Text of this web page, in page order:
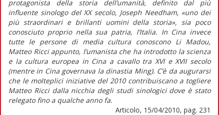
protagonista della storia dell’umanità, definito dal più
influente sinologo del XX secolo, Joseph Needham, «uno dei
più straordinari e brillanti uomini della storia», sia poco
conosciuto proprio nella sua patria, l’Italia. In Cina invece
tutte le persone di media cultura conoscono Li Madou,
Matteo Ricci appunto, l’umanista che ha introdotto la scienza
e la cultura europea in Cina a cavallo tra XVI e XVII secolo
(mentre in Cina governava la dinastia Ming). C’è da augurarsi
che le molteplici iniziative del 2010 contribuiscano a togliere
Matteo Ricci dalla nicchia degli studi sinologici dove è stato
relegato fino a qualche anno fa.
Articolo, 15/04/2010, pag. 231